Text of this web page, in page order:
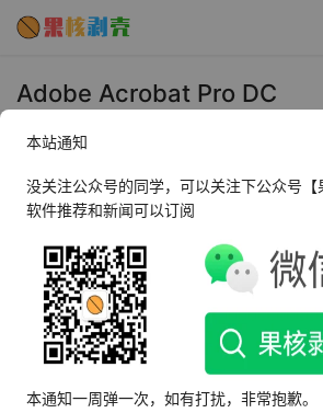
Adobe Acrobat Pro DC
2019年12月22日 下午10:30 • 媒体处理
Acrobat DC 是软件厂商 Adobe 继
舰 PDF 产品。作为世界上最优秀的桌
后继之作，焕然一新的 Acrobat DC
象。它包含一个移动应用程序，使您
本站通知
没关注公众号的同学，可以关注下公众号
软件推荐和新闻可以订阅
本通知一周弹一次，如有打扰，非常抱歉。